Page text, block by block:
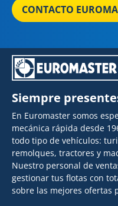
CONTACTO
Siempre
En Euromaster somos
mecánica rápida desde
todo tipo de vehículos:
remolques, tractores y
Nuestro personal de
gestionar tus flotas con
sobre las mejores ofertas